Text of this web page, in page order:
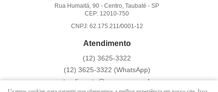
Rua Humaitá, 90 -Centro, Taubaté -SP
CEP: 12010-750
CNPJ: 62.175.211/0001-12
Atendimento
(12) 3625-3322
(12) 3625-3322 (WhatsApp)
atendimento@agaesse.com.br